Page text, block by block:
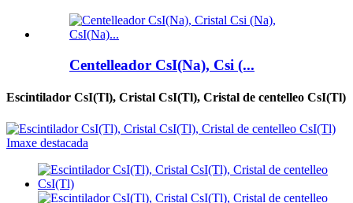
Centelleador CsI(Na), Csi (...
Escintilador CsI(Tl), Cristal CsI(Tl), Cristal de centelleo CsI(Tl)